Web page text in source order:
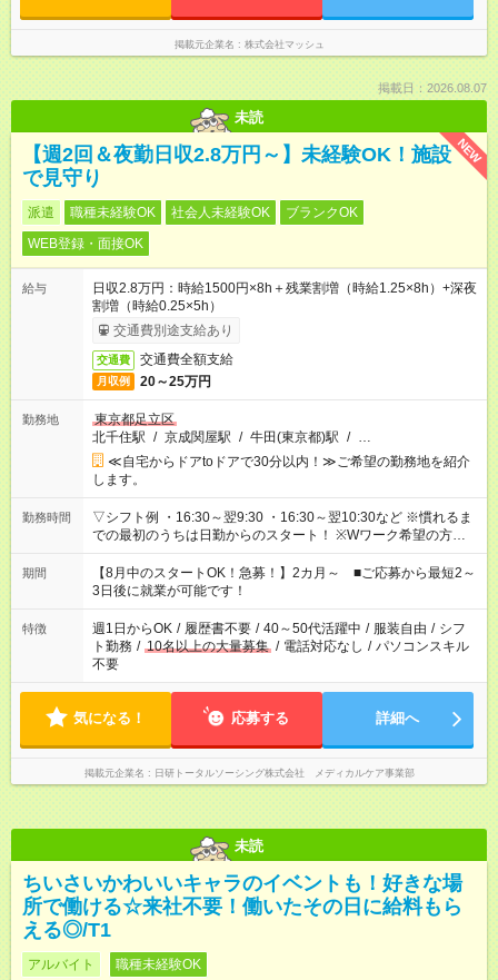
掲載元企業名 株式会社マッシュ
掲載日：2026.08.07
未読
NEW
【週2回＆夜勤日収2.8万円～】未経験OK！施設
で見守り
派遣 職種未経験OK 社会人未経験OK
ブランクOK
WEB登録・面接OK
給与
日収2.8万円：時給1500円×8h＋残業割増（時給1.25×8h）+深夜
割増（時給0.25×5h）
交通費別途支給あり
交通費 交通費全額支給
月収例 20～25万円
勤務地
東京都足立区
北千住駅 / 京成関屋駅 / 牛田(東京都)駅 / …
≪自宅からドアtoドアで30分以内！≫ご希望の勤務地を紹介
します。
勤務時間
▽シフト例 ・16:30～翌9:30 ・16:30～翌10:30など ※慣れるま
での最初のうちは日勤からのスタート！ ※Wワーク希望の方へ
今ご覧のお仕事で希望する勤務時間と、もう1つのお仕事の勤務
時間。 合計で週40時間を超える場合は応募できません。
期間
【8月中のスタートOK！急募！】2カ月～ ■ご応募から最短2～
3日後に就業が可能です！
特徴 週1日からOK / 履歴書不要 / 40～50代活躍中 / 服装自由 / シフ
ト勤務 / 10名以上の大量募集 / 電話対応なし / パソコンスキル
不要
気になる！ 応募する 詳細へ
掲載元企業名 日研トータルソーシング株式会社 メディカルケア事業部
未読
ちいさいかわいいキャラのイベントも！好きな場
所で働ける☆来社不要！働いたその日に給料もら
える◎/T1
アルバイト 職種未経験OK